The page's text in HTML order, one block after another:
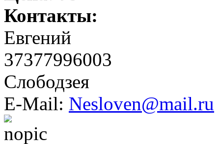
Контакты:
Евгений
37377996003
Слободзея
E-Mail: Nesloven@mail.ru